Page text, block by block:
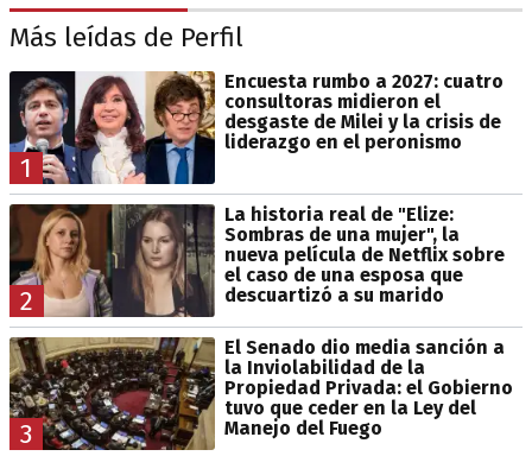
Más leídas de Perfil
1
Encuesta rumbo a 2027: cuatro
consultoras midieron el
desgaste de Milei y la crisis de
liderazgo en el peronismo
2
La historia real de "Elize:
Sombras de una mujer", la
nueva película de Netflix sobre
el caso de una esposa que
descuartizó a su marido
3
El Senado dio media sanción a
la Inviolabilidad de la
Propiedad Privada: el Gobierno
tuvo que ceder en la Ley del
Manejo del Fuego